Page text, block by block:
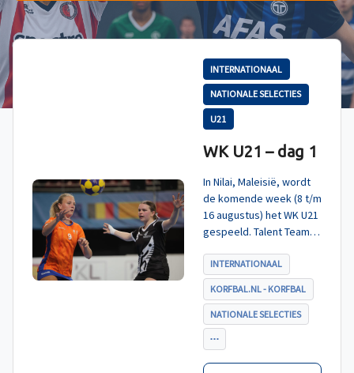
INTERNATIONAAL
NATIONALE SELECTIES
U21
WK U21 – dag 1
In Nilai, Maleisië, wordt
de komende week (8 t/m
16 augustus) het WK U21
gespeeld. Talent TeamNL
poule A, met Nieuw-
Zeeland, Hong Kong
China en India. De eerste
wedstrijd, tegen Nieuw-
Zeeland U21, werd zoals
verwacht met ruime
cijfers gewonnen.
INTERNATIONAAL
KORFBAL.NL - KORFBAL
NATIONALE SELECTIES